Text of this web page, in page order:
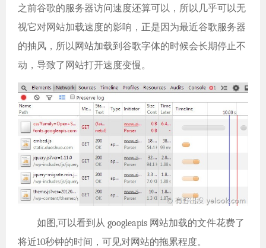
之前谷歌的服务器访问速度还算可以，所以几乎可以无
视它对网站加载速度的影响，正是因为最近谷歌服务器
的抽风，所以网站加载到谷歌字体的时候会长期停止不
动，导致了网站打开速度变慢。
如图,可以看到从 googleapis 网站加载的文件花费了
将近10秒钟的时间，可见对网站的拖累程度。